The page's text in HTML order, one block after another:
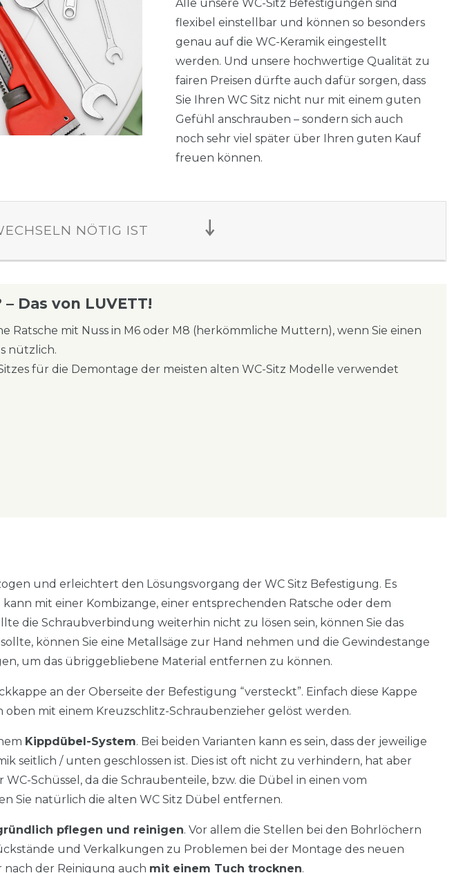
Alle unsere WC-Sitz Befestigungen sind
flexibel einstellbar und können so besonders
genau auf die WC-Keramik eingestellt
werden. Und unsere hochwertige Qualität zu
fairen Preisen dürfte auch dafür sorgen, dass
Sie Ihren WC Sitz nicht nur mit einem guten
Gefühl anschrauben – sondern sich auch
noch sehr viel später über Ihren guten Kauf
freuen können.
NÖTIG IST
Das von LUVETT!
mit Nuss in M6 oder M8 (herkömmliche Muttern), wenn Sie einen
nützlich.
für die Demontage der meisten alten WC-Sitz Modelle verwendet
und erleichtert den Lösungsvorgang der WC Sitz Befestigung. Es
mit einer Kombizange, einer entsprechenden Ratsche oder dem
die Schraubverbindung weiterhin nicht zu lösen sein, können Sie das
können Sie eine Metallsäge zur Hand nehmen und die Gewindestange
um das übriggebliebene Material entfernen zu können.
an der Oberseite der Befestigung “versteckt”. Einfach diese Kappe
mit einem Kreuzschlitz-Schraubenzieher gelöst werden.
Kippdübel-System. Bei beiden Varianten kann es sein, dass der jeweilige
seitlich / unten geschlossen ist. Dies ist oft nicht zu verhindern, hat aber
Schüssel, da die Schraubenteile, bzw. die Dübel in einen vom
Sie natürlich die alten WC Sitz Dübel entfernen.
pflegen und reinigen. Vor allem die Stellen bei den Bohrlöchern
und Verkalkungen zu Problemen bei der Montage des neuen
nach der Reinigung auch mit einem Tuch trocknen.